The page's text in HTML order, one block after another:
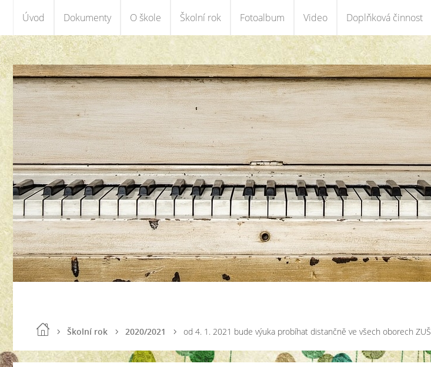
Úvod Dokumenty O škole Školní rok Fotoalbum Video Doplňková činnost
Školní rok 2020/2021 od 4. 1. 2021 bude výuka probíhat distančně ve všech oborech ZUŠ